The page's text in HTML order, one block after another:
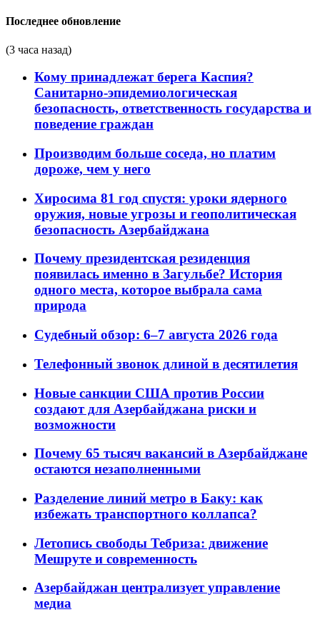
Последнее обновление
(3 часа назад)
Кому принадлежат берега Каспия?
Санитарно-эпидемиологическая
безопасность, ответственность государства и
поведение граждан
Производим больше соседа, но платим
дороже, чем у него
Хиросима 81 год спустя: уроки ядерного
оружия, новые угрозы и геополитическая
безопасность Азербайджана
Почему президентская резиденция
появилась именно в Загульбе? История
одного места, которое выбрала сама
природа
Судебный обзор: 6–7 августа 2026 года
Телефонный звонок длиной в десятилетия
Новые санкции США против России
создают для Азербайджана риски и
возможности
Почему 65 тысяч вакансий в Азербайджане
остаются незаполненными
Разделение линий метро в Баку: как
избежать транспортного коллапса?
Летопись свободы Тебриза: движение
Мешруте и современность
Азербайджан централизует управление
медиа